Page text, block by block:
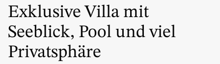
Exklusive Villa mit
Seeblick, Pool und viel
Privatsphäre